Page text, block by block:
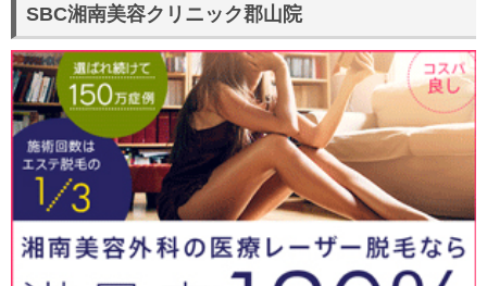
SBC湘南美容クリニック郡山院